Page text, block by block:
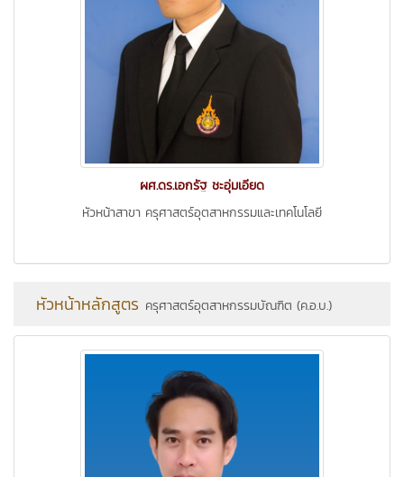
ผศ.ดร.เอกรัฐ ชะอุ่มเอียด
หัวหน้าสาขา ครุศาสตร์อุตสาหกรรมและเทคโนโลยี
หัวหน้าหลักสูตร ครุศาสตร์อุตสาหกรรมบัณฑิต (ค.อ.บ.)